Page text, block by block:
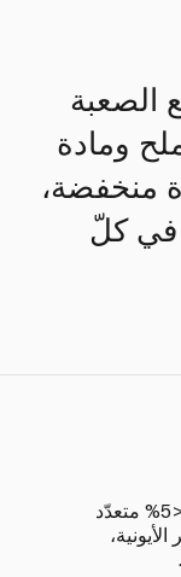
الصعبة
ومادة
منخفضة،
في كلّ
5 - 15% مواد مبيّضة قائمة على الأكسجين، <5% متعدّد